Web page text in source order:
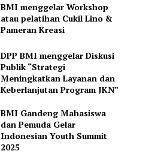
BMI menggelar Workshop
atau pelatihan Cukil Lino &
Pameran Kreasi
DPP BMI menggelar Diskusi
Publik “Strategi
Meningkatkan Layanan dan
Keberlanjutan Program JKN”
BMI Gandeng Mahasiswa
dan Pemuda Gelar
Indonesian Youth Summit
2025